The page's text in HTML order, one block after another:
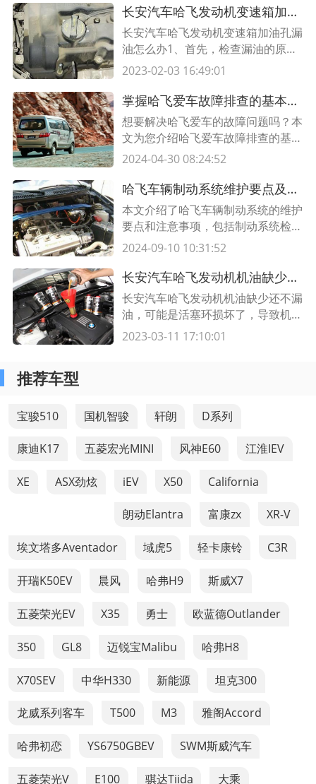
要清理油路。 3、检查水泵油封是否
松动或损坏，如果松动或损坏，则需
要更换水泵油封。 4、检查水泵油压
是否正常，如果不正常，则需要根据
技术规范调整水泵的油压。
长安汽车哈飞发动机变速箱加油孔漏油,发动机和变速箱接缝漏油
长安汽车哈飞发动机变速箱加油孔漏
油怎么办1、首先，检查漏油的原
因；2、如果发现有破损，请及时修
较大，建议将变速箱拆卸检查；4、
如果变速箱内部油漏油，应及时更换
漏油部件；5、变速箱安装完成后，
请加一些润滑油，使变速箱更加顺
畅。
2023-02-03 16:49:01
掌握哈飞爱车故障排查的基本方法，轻松解决烦恼
想要解决哈飞爱车的故障问题吗？本
文为您介绍哈飞爱车故障排查的基本
方法，帮助您轻松应对各种烦恼。立
2024-04-30 08:24:52
哈飞车辆制动系统维护要点及注意事项
本文介绍了哈飞车辆制动系统的维护
要点和注意事项，包括制动系统检
查、刹车片更换和制动液保养等内
持车辆的安全性和性能。
2024-09-10 10:31:52
长安汽车哈飞发动机机油缺少还不漏油,发动机机油盖下漏油怎么办
长安汽车哈飞发动机机油缺少还不漏
油，可能是活塞环损坏了，导致机油
漏出来。活塞环是一种椭圆形的橡胶
环，以保证机油不漏油。
2023-03-11 17:10:01
推荐车型
宝骏510 国机智骏 轩朗 D系列
康迪K17 五菱宏光MINI 风神E60 江淮IEV
XE ASX劲炫 iEV X50 California
朗动Elantra 富康zx XR-V
埃文塔多Aventador 域虎5 轻卡康铃 C3R
开瑞K50EV 晨风 哈弗H9 斯威X7
五菱荣光EV X35 勇士 欧蓝德Outlander
350 GL8 迈锐宝Malibu 哈弗H8
X70SEV 中华H330 新能源 坦克300
龙威系列客车 T500 M3 雅阁Accord
哈弗初恋 YS6750GBEV SWM斯威汽车
五菱荣光V E100 骐达Tiida 大乘